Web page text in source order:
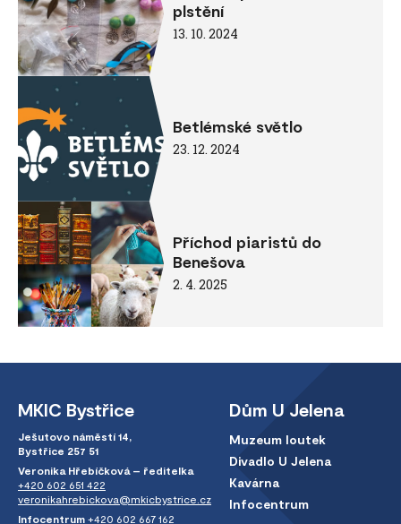
plstění
13. 10. 2024
Betlémské světlo
23. 12. 2024
Příchod piaristů do
Benešova
2. 4. 2025
MKIC Bystřice
Ješutovo náměstí 14,
Bystřice 257 51
Veronika Hřebíčková – ředitelka
+420 602 651 422
veronikahrebickova@mkicbystrice.cz
Infocentrum +420 602 667 162
Dům U Jelena
Muzeum loutek
Divadlo U Jelena
Kavárna
Infocentrum